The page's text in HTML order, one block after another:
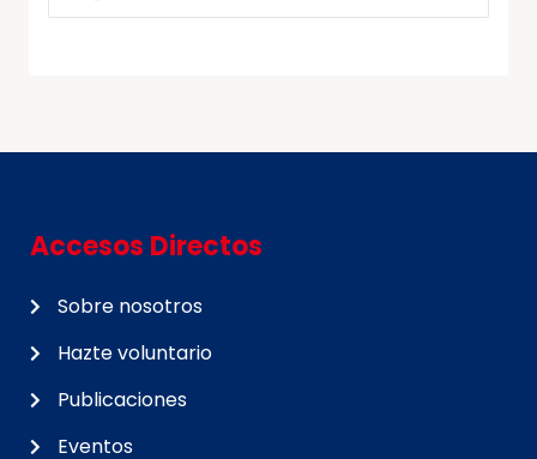
Accesos Directos
Sobre nosotros
Hazte voluntario
Publicaciones
Eventos